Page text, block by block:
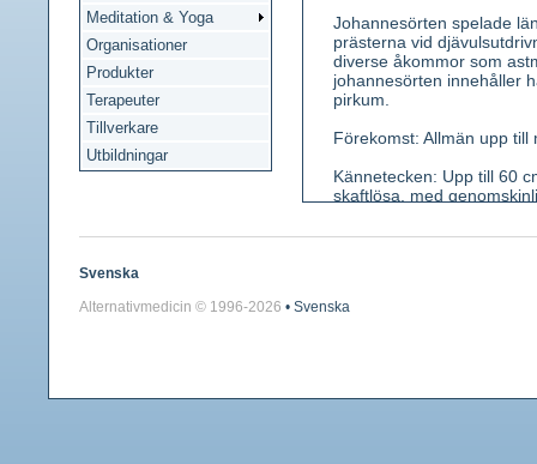
Meditation & Yoga
Organisationer
Produkter
Terapeuter
Tillverkare
Utbildningar
Johannesörten spelade
prästerna vid
diverse åkommor som
johannesörten innehåller
pirkum.
Förekomst: Allmän upp
Kännetecken: Upp till 60
skaftlösa, med
spolformig. Jordstam
Innehållsämnen: Eterolja
Svenska
Alternativmedicin © 1996-2026 • Svenska